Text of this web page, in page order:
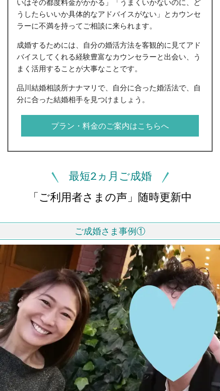
いはその都度料金がかかる」「うまくいかないのに、ど
うしたらいいか具体的なアドバイスがない」とカウンセ
ラーに不満を持ってご相談に来られます。
成婚するためには、自分の婚活方法を客観的に見てアド
バイスしてくれる経験豊富なカウンセラーと出会い、う
まく活用することが大事なことです。
品川結婚相談所ナナマリで、自分に合った婚活法で、自
分に合った結婚相手を見つけましょう。
プラン・料金のご案内はこちらへ
最短2ヵ月ご成婚
「ご利用者さまの声」随時更新中
ご成婚さま事例①